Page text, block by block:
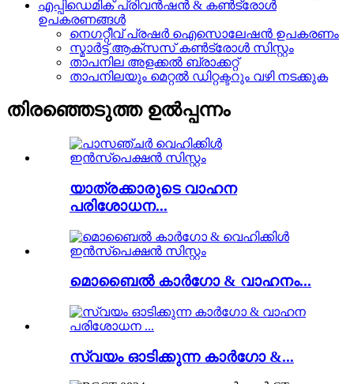
എപ്പിഡെമിക് പ്രിവൻഷൻ & കൺട്രോൾ
ഉപകരണങ്ങൾ
നെഗറ്റീവ് പ്രഷർ ഐസൊലേഷൻ ഉപകരണം
സ്മാർട്ട് ആക്സസ് കൺട്രോൾ സിസ്റ്റം
താപനില അളക്കൽ ബ്രാക്കറ്റ്
താപനിലയും മെറ്റൽ ഡിറ്റക്ടറും വഴി നടക്കുക
തിരഞ്ഞെടുത്ത ഉൽപ്പന്നം
യാത്രക്കാരുടെ വാഹന
പരിശോധന...
മൊബൈൽ കാർഗോ & വാഹനം...
സ്വയം ഓടിക്കുന്ന കാർഗോ &...